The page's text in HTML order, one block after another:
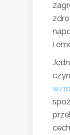
i